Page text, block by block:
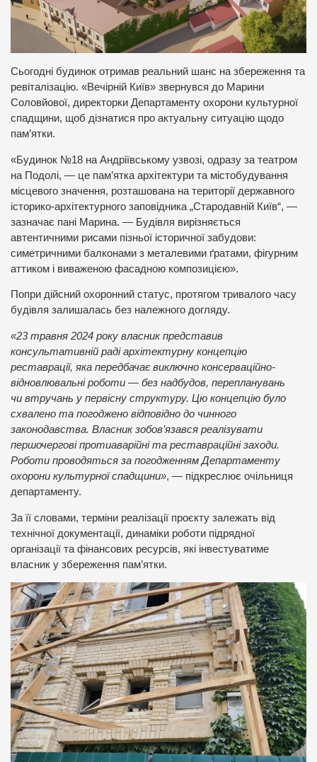
Сьогодні будинок отримав реальний шанс на збереження та
ревіталізацію. «Вечірній Київ» звернувся до Марини
Соловйової, директорки Департаменту охорони культурної
спадщини, щоб дізнатися про актуальну ситуацію щодо
пам’ятки.
«Будинок №18 на Андріївському узвозі, одразу за театром
на Подолі, — це пам’ятка архітектури та містобудування
місцевого значення, розташована на території державного
історико-архітектурного заповідника „Стародавній Київ“, —
зазначає пані Марина. — Будівля вирізняється
автентичними рисами пізньої історичної забудови:
симетричними балконами з металевими ґратами, фігурним
аттиком і виваженою фасадною композицією».
Попри дійсний охоронний статус, протягом тривалого часу
будівля залишалась без належного догляду.
«23 травня 2024 року власник представив
консультативній раді архітектурну концепцію
реставрації, яка передбачає виключно консерваційно-
відновлювальні роботи — без надбудов, перепланувань
чи втручань у первісну структуру. Цю концепцію було
схвалено та погоджено відповідно до чинного
законодавства. Власник зобов’язався реалізувати
першочергові протиаварійні та реставраційні заходи.
Роботи проводяться за погодженням Департаменту
охорони культурної спадщини», — підкреслює очільниця
департаменту.
За її словами, терміни реалізації проєкту залежать від
технічної документації, динаміки роботи підрядної
організації та фінансових ресурсів, які інвестуватиме
власник у збереження пам’ятки.